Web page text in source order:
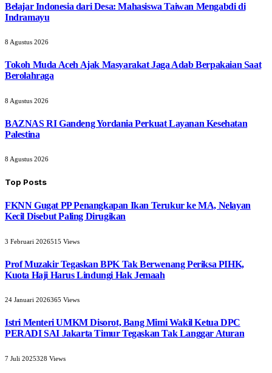
Belajar Indonesia dari Desa: Mahasiswa Taiwan Mengabdi di
Indramayu
8 Agustus 2026
Tokoh Muda Aceh Ajak Masyarakat Jaga Adab Berpakaian Saat
Berolahraga
8 Agustus 2026
BAZNAS RI Gandeng Yordania Perkuat Layanan Kesehatan
Palestina
8 Agustus 2026
Top Posts
FKNN Gugat PP Penangkapan Ikan Terukur ke MA, Nelayan
Kecil Disebut Paling Dirugikan
3 Februari 2026515 Views
Prof Muzakir Tegaskan BPK Tak Berwenang Periksa PIHK,
Kuota Haji Harus Lindungi Hak Jemaah
24 Januari 2026365 Views
Istri Menteri UMKM Disorot, Bang Mimi Wakil Ketua DPC
PERADI SAI Jakarta Timur Tegaskan Tak Langgar Aturan
7 Juli 2025328 Views